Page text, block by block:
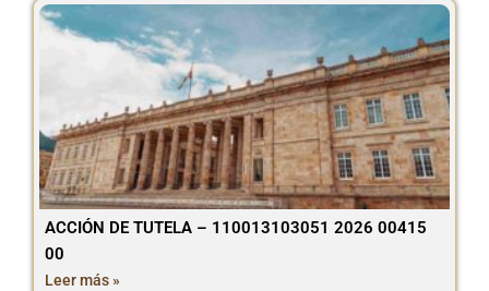
ACCIÓN DE TUTELA – 110013103051 2026 00415
00
Leer más »